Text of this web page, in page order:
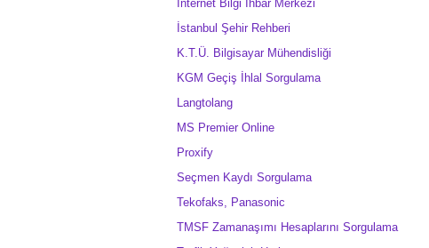
İnternet Bilgi İhbar Merkezi
İstanbul Şehir Rehberi
K.T.Ü. Bilgisayar Mühendisliği
KGM Geçiş İhlal Sorgulama
Langtolang
MS Premier Online
Proxify
Seçmen Kaydı Sorgulama
Tekofaks, Panasonic
TMSF Zamanaşımı Hesaplarını Sorgulama